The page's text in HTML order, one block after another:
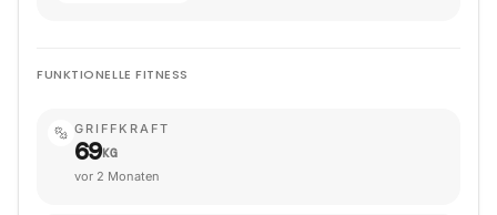
FUNKTIONELLE FITNESS
GRIFFKRAFT
69KG
vor 2 Monaten